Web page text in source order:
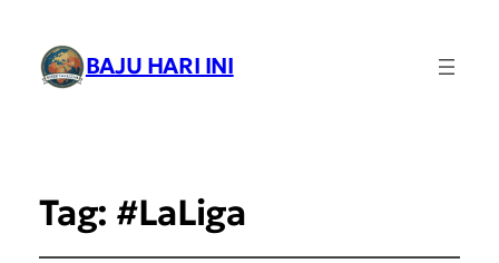
BAJU HARI INI
Tag: #LaLiga